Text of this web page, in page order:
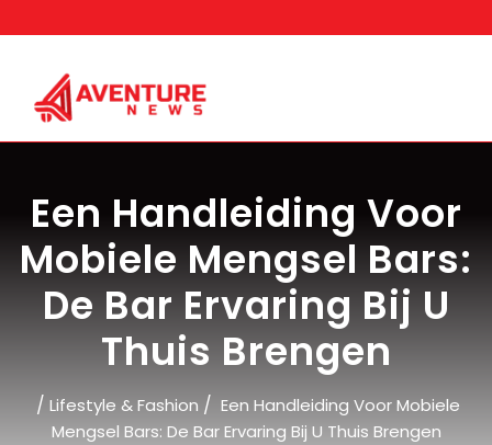
to
Een Handleiding Voor
Mobiele Mengsel Bars:
De Bar Ervaring Bij U
Thuis Brengen
/ Lifestyle & Fashion / Een Handleiding Voor Mobiele
Mengsel Bars: De Bar Ervaring Bij U Thuis Brengen